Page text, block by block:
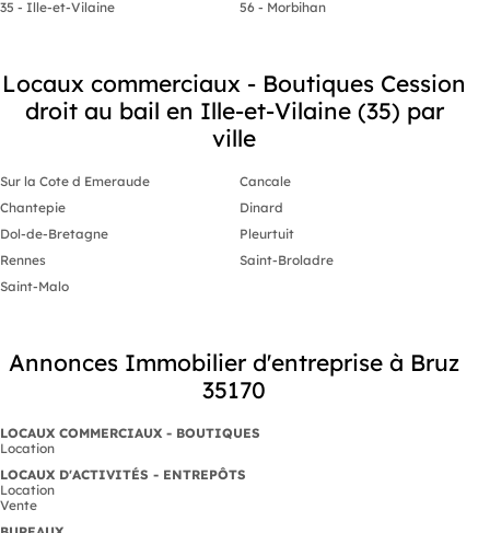
35 - Ille-et-Vilaine
56 - Morbihan
Locaux commerciaux - Boutiques Cession
droit au bail en Ille-et-Vilaine (35) par
ville
Sur la Cote d Emeraude
Cancale
Chantepie
Dinard
Dol-de-Bretagne
Pleurtuit
Rennes
Saint-Broladre
Saint-Malo
Annonces Immobilier d'entreprise à Bruz
35170
LOCAUX COMMERCIAUX - BOUTIQUES
Location
LOCAUX D'ACTIVITÉS - ENTREPÔTS
Location
Vente